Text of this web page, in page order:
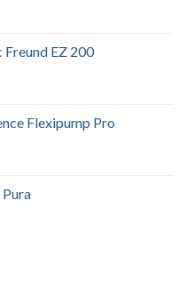
EZ 200
Flexipump Pro